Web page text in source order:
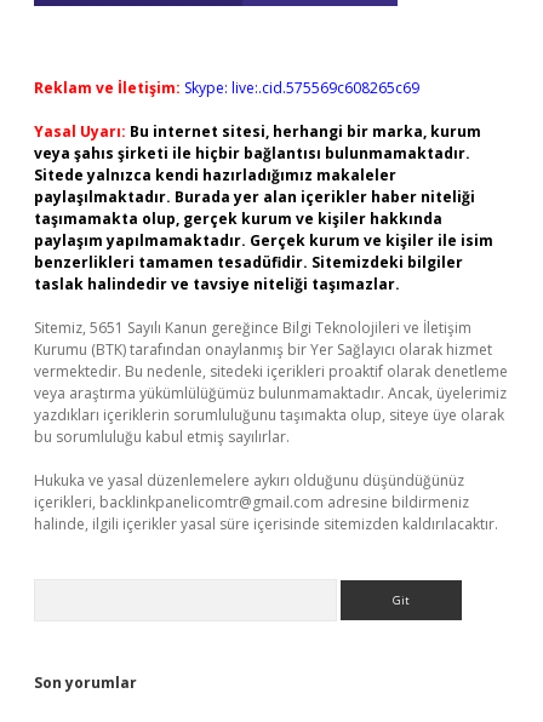
Reklam ve İletişim: Skype: live:.cid.575569c608265c69
Yasal Uyarı: Bu internet sitesi, herhangi bir marka, kurum
veya şahıs şirketi ile hiçbir bağlantısı bulunmamaktadır.
Sitede yalnızca kendi hazırladığımız makaleler
paylaşılmaktadır. Burada yer alan içerikler haber niteliği
taşımamakta olup, gerçek kurum ve kişiler hakkında
paylaşım yapılmamaktadır. Gerçek kurum ve kişiler ile isim
benzerlikleri tamamen tesadüfidir. Sitemizdeki bilgiler
taslak halindedir ve tavsiye niteliği taşımazlar.
Sitemiz, 5651 Sayılı Kanun gereğince Bilgi Teknolojileri ve İletişim
Kurumu (BTK) tarafından onaylanmış bir Yer Sağlayıcı olarak hizmet
vermektedir. Bu nedenle, sitedeki içerikleri proaktif olarak denetleme
veya araştırma yükümlülüğümüz bulunmamaktadır. Ancak, üyelerimiz
yazdıkları içeriklerin sorumluluğunu taşımakta olup, siteye üye olarak
bu sorumluluğu kabul etmiş sayılırlar.
Hukuka ve yasal düzenlemelere aykırı olduğunu düşündüğünüz
içerikleri, backlinkpanelicomtr@gmail.com adresine bildirmeniz
halinde, ilgili içerikler yasal süre içerisinde sitemizden kaldırılacaktır.
Son yorumlar